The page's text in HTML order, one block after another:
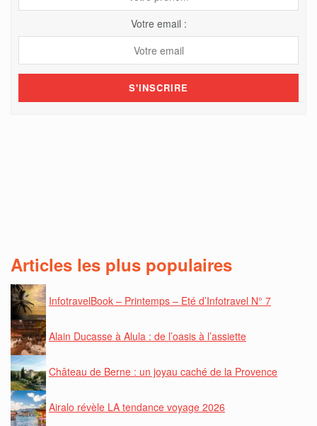
Votre email :
Articles les plus populaires
InfotravelBook – Printemps – Eté d’Infotravel N° 7
Alain Ducasse à Alula : de l’oasis à l’assiette
Château de Berne : un joyau caché de la Provence
Airalo révèle LA tendance voyage 2026